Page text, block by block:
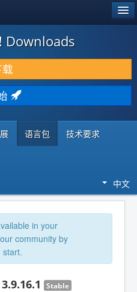
Downloads
语言包 技术要求
中文
in your
community by
start.
Stable